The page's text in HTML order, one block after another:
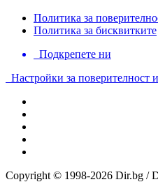
Политика за
Политика за бисквитките
Подкрепете ни
Настройки за поверителност
Copyright © 1998-2026 Dir.bg /